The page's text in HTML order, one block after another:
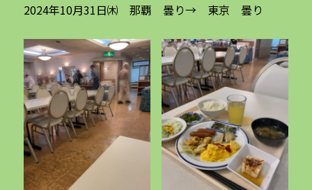
2024年10月31日㈭ 那覇 曇り→ 東京 曇り